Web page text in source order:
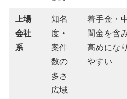
上場
会社
系
知名
度・
案件
数の
多さ
広域
着手金・
間金を含
高めになり
やすい